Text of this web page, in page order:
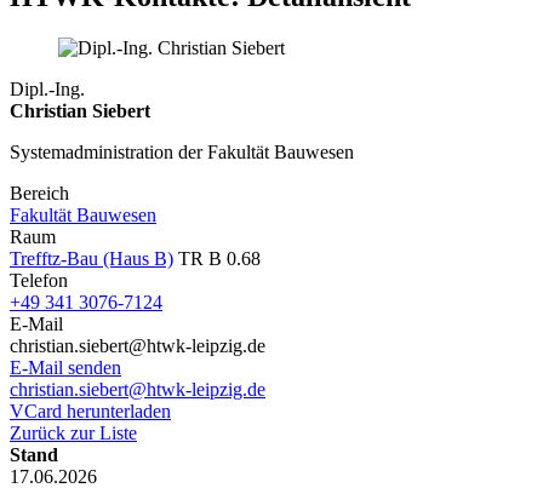
Dipl.-Ing.
Christian Siebert
Systemadministration der Fakultät Bauwesen
Bereich
Fakultät Bauwesen
Raum
Trefftz-Bau (Haus B) TR B 0.68
Telefon
+49 341 3076-7124
E-Mail
christian.siebert@htwk-leipzig.de
E-Mail senden
christian.siebert@htwk-leipzig.de
VCard herunterladen
Zurück zur Liste
Stand
17.06.2026